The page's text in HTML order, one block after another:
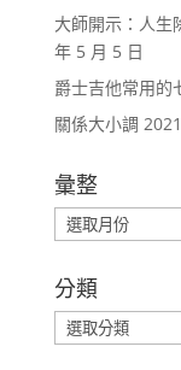
大師開示：人生
年 5 月 5 日
爵士吉他常用的
關係大小調
彙整
彙
整
分類
分
類